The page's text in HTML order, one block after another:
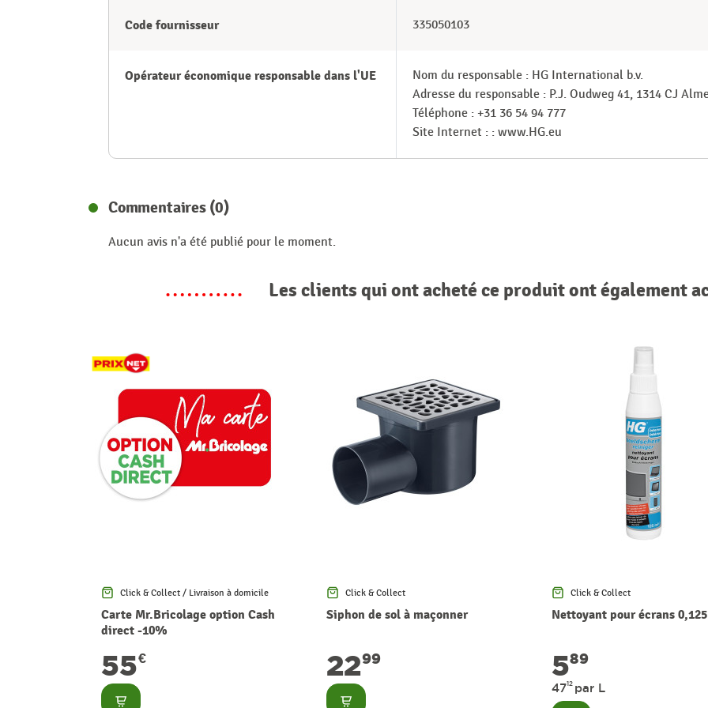
Code fournisseur 335050103
Opérateur économique responsable dans l'UE
Nom du responsable : HG International b.v.
Adresse du responsable : P.J. Oudweg 41, 1314 CJ
Téléphone : +31 36 54 94 777
Site Internet : : www.HG.eu
Commentaires (0)
Aucun avis n'a été publié pour le moment.
Les clients qui ont acheté ce produit ont également
Click & Collect / Livraison à domicile
Carte Mr.Bricolage option Cash
direct -10%
55€
Consulter
Click & Collect
Siphon de sol à maçonner
2299
Consulter
Click & Collect
Nettoyant pour écrans
589
4712 par L